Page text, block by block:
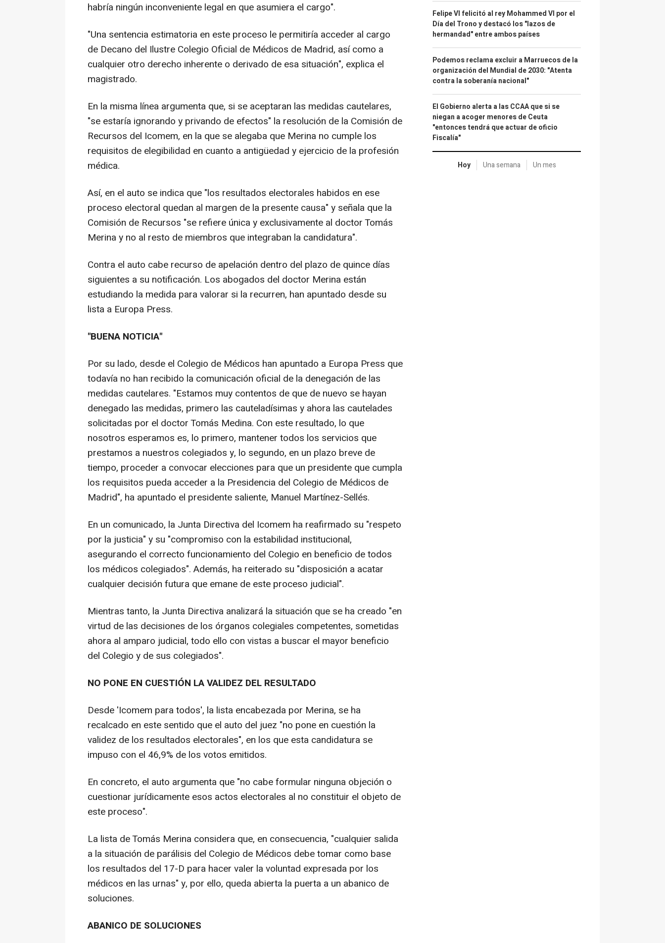
habría ningún inconveniente legal en que asumiera el cargo".
"Una sentencia estimatoria en este proceso le permitiría acceder al cargo
de Decano del Ilustre Colegio Oficial de Médicos de Madrid, así como a
cualquier otro derecho inherente o derivado de esa situación", explica el
magistrado.
En la misma línea argumenta que, si se aceptaran las medidas cautelares,
"se estaría ignorando y privando de efectos" la resolución de la Comisión de
Recursos del Icomem, en la que se alegaba que Merina no cumple los
requisitos de elegibilidad en cuanto a antigüedad y ejercicio de la profesión
médica.
Así, en el auto se indica que "los resultados electorales habidos en ese
proceso electoral quedan al margen de la presente causa" y señala que la
Comisión de Recursos "se refiere única y exclusivamente al doctor Tomás
Merina y no al resto de miembros que integraban la candidatura".
Contra el auto cabe recurso de apelación dentro del plazo de quince días
siguientes a su notificación. Los abogados del doctor Merina están
estudiando la medida para valorar si la recurren, han apuntado desde su
lista a Europa Press.
"BUENA NOTICIA"
Por su lado, desde el Colegio de Médicos han apuntado a Europa Press que
todavía no han recibido la comunicación oficial de la denegación de las
medidas cautelares. "Estamos muy contentos de que de nuevo se hayan
denegado las medidas, primero las cauteladísimas y ahora las cautelades
solicitadas por el doctor Tomás Medina. Con este resultado, lo que
nosotros esperamos es, lo primero, mantener todos los servicios que
prestamos a nuestros colegiados y, lo segundo, en un plazo breve de
tiempo, proceder a convocar elecciones para que un presidente que cumpla
los requisitos pueda acceder a la Presidencia del Colegio de Médicos de
Madrid", ha apuntado el presidente saliente, Manuel Martínez-Sellés.
En un comunicado, la Junta Directiva del Icomem ha reafirmado su "respeto
por la justicia" y su "compromiso con la estabilidad institucional,
asegurando el correcto funcionamiento del Colegio en beneficio de todos
los médicos colegiados". Además, ha reiterado su "disposición a acatar
cualquier decisión futura que emane de este proceso judicial".
Mientras tanto, la Junta Directiva analizará la situación que se ha creado "en
virtud de las decisiones de los órganos colegiales competentes, sometidas
ahora al amparo judicial, todo ello con vistas a buscar el mayor beneficio
del Colegio y de sus colegiados".
NO PONE EN CUESTIÓN LA VALIDEZ DEL RESULTADO
Desde 'Icomem para todos', la lista encabezada por Merina, se ha
recalcado en este sentido que el auto del juez "no pone en cuestión la
validez de los resultados electorales", en los que esta candidatura se
impuso con el 46,9% de los votos emitidos.
En concreto, el auto argumenta que "no cabe formular ninguna objeción o
cuestionar jurídicamente esos actos electorales al no constituir el objeto de
este proceso".
La lista de Tomás Merina considera que, en consecuencia, "cualquier salida
a la situación de parálisis del Colegio de Médicos debe tomar como base
los resultados del 17-D para hacer valer la voluntad expresada por los
médicos en las urnas" y, por ello, queda abierta la puerta a un abanico de
soluciones.
ABANICO DE SOLUCIONES
Felipe VI felicitó al rey Mohammed VI por el
Día del Trono y destacó los "lazos de
hermandad" entre ambos países
Podemos reclama excluir a Marruecos de la
organización del Mundial de 2030: "Atenta
contra la soberanía nacional"
El Gobierno alerta a las CCAA que si se
niegan a acoger menores de Ceuta
"entonces tendrá que actuar de oficio
Fiscalía"
Hoy Una semana Un mes